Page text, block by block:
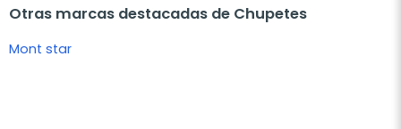
Otras marcas destacadas de Chupetes
Mont star